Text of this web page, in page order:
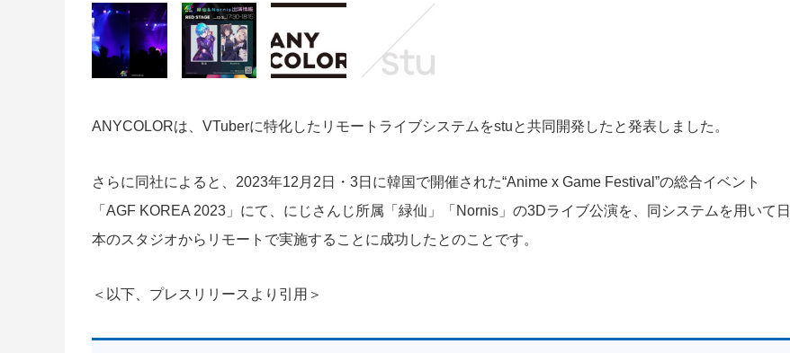
ANYCOLORは、VTuberに特化したリモートライブシステムをstuと共同開発したと発表しました。
さらに同社によると、2023年12月2日・3日に韓国で開催された“Anime x Game Festival”の総合イベント
「AGF KOREA 2023」にて、にじさんじ所属「緑仙」「Nornis」の3Dライブ公演を、同システムを用いて日
本のスタジオからリモートで実施することに成功したとのことです。
＜以下、プレスリリースより引用＞